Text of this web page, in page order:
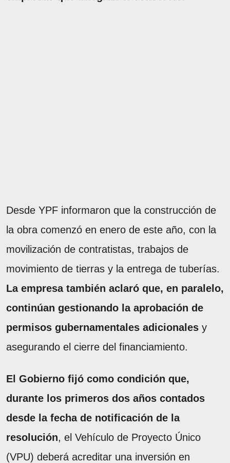
Desde YPF informaron que la construcción de
la obra comenzó en enero de este año, con la
movilización de contratistas, trabajos de
movimiento de tierras y la entrega de tuberías.
La empresa también aclaró que, en paralelo,
continúan gestionando la aprobación de
permisos gubernamentales adicionales y
asegurando el cierre del financiamiento.
El Gobierno fijó como condición que,
durante los primeros dos años contados
desde la fecha de notificación de la
resolución, el Vehículo de Proyecto Único
(VPU) deberá acreditar una inversión en